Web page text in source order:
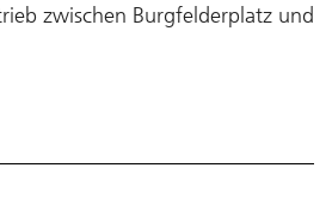
zwischen Burgfelderplatz und